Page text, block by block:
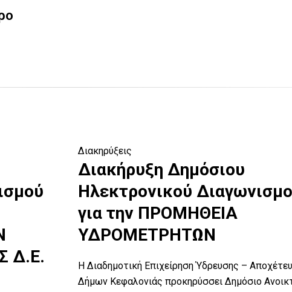
Δ.Ε.
Διακηρύξεις
Διακήρυξη Δημόσιου
Ηλεκτρονικού
για την ΠΡΟΜΗΘΕΙΑ
ΥΔΡΟΜΕΤΡΗΤΩΝ
Η Διαδημοτική Επιχείρηση Ύδρευσης –
Δήμων Κεφαλονιάς προκηρύσσει Δημόσιο